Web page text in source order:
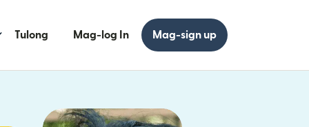
Tulong Mag-log In Mag-sign up